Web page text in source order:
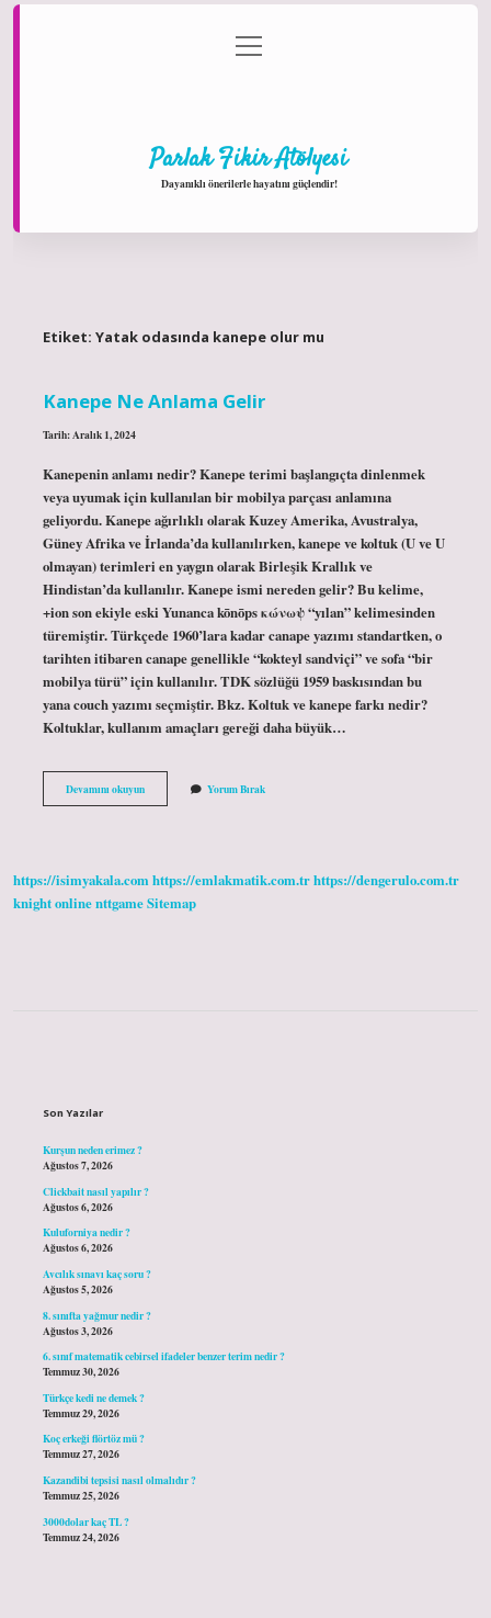
Gizlilik Politikası
menüyü
aç
Parlak Fikir Atölyesi
Dayanıklı önerilerle hayatını güçlendir!
Etiket: Yatak odasında kanepe olur mu
Kanepe Ne Anlama Gelir
Tarih: Aralık 1, 2024
Kanepenin anlamı nedir? Kanepe terimi başlangıçta dinlenmek
veya uyumak için kullanılan bir mobilya parçası anlamına
geliyordu. Kanepe ağırlıklı olarak Kuzey Amerika, Avustralya,
Güney Afrika ve İrlanda’da kullanılırken, kanepe ve koltuk (U ve U
olmayan) terimleri en yaygın olarak Birleşik Krallık ve
Hindistan’da kullanılır. Kanepe ismi nereden gelir? Bu kelime,
+ion son ekiyle eski Yunanca kōnōps κώνωψ “yılan” kelimesinden
türemiştir. Türkçede 1960’lara kadar canape yazımı standartken, o
tarihten itibaren canape genellikle “kokteyl sandviçi” ve sofa “bir
mobilya türü” için kullanılır. TDK sözlüğü 1959 baskısından bu
yana couch yazımı seçmiştir. Bkz. Koltuk ve kanepe farkı nedir?
Koltuklar, kullanım amaçları gereği daha büyük…
Devamını okuyunKanepe
Ne
Yorum Bırak
https://isimyakala.comhttps://emlakmatik.com.trhttps://dengerulo.com.tr
knight onlinenttgameSitemap
Son Yazılar
Kurşun neden erimez ?
Ağustos 7, 2026
Clickbait nasıl yapılır ?
Ağustos 6, 2026
Kuluforniya nedir ?
Ağustos 6, 2026
Avcılık sınavı kaç soru ?
Ağustos 5, 2026
8. sınıfta yağmur nedir ?
Ağustos 3, 2026
6. sınıf matematik cebirsel ifadeler benzer terim nedir ?
Temmuz 30, 2026
Türkçe kedi ne demek ?
Temmuz 29, 2026
Koç erkeği flörtöz mü ?
Temmuz 27, 2026
Kazandibi tepsisi nasıl olmalıdır ?
Temmuz 25, 2026
3000dolar kaç TL ?
Temmuz 24, 2026